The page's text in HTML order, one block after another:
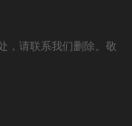
，请联系我们删除。敬